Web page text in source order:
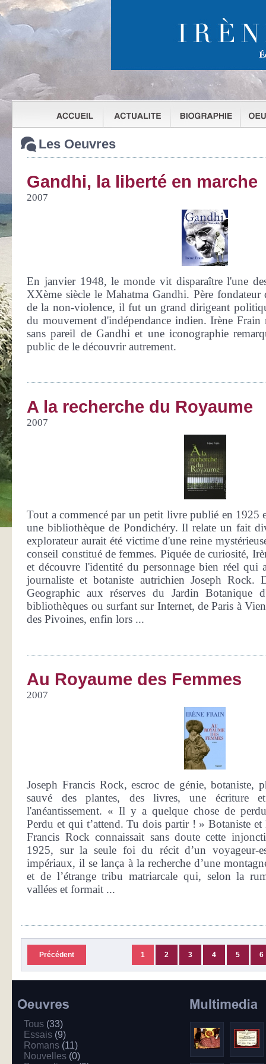
Les Oeuvres
Gandhi, la liberté en marche
2007
En janvier 1948, le monde vit disparaître l'une
XXème siècle le Mahatma Gandhi. Père fondateur
de la non-violence, il fut un grand dirigeant
du mouvement d'indépendance indien. Irène
sans pareil de Gandhi et une iconographie
public de le découvrir autrement.
A la recherche du Royaume
2007
Tout a commencé par un petit livre publié en 1925
une bibliothèque de Pondichéry. Il relate un fait
explorateur aurait été victime d'une reine
conseil constitué de femmes. Piquée de curiosité,
et découvre l'identité du personnage bien réel qui
journaliste et botaniste autrichien Joseph Rock.
Geographic aux réserves du Jardin Botanique
bibliothèques ou surfant sur Internet, de Paris à
des Pivoines, enfin lors ...
Au Royaume des Femmes
2007
Joseph Francis Rock, escroc de génie, botaniste,
sauvé des plantes, des livres, une écriture
l'anéantissement. « Il y a quelque chose de
Perdu et qui t’attend. Tu dois partir ! » Botaniste et
Francis Rock connaissait sans doute cette
1925, sur la seule foi du récit d’un voyageur-
impériaux, il se lança à la recherche d’une
et de l’étrange tribu matriarcale qui, selon la
vallées et formait ...
Précédent 1 2 3 4 5 6
Tous (33)
Essais (9)
Romans (11)
Nouvelles (0)